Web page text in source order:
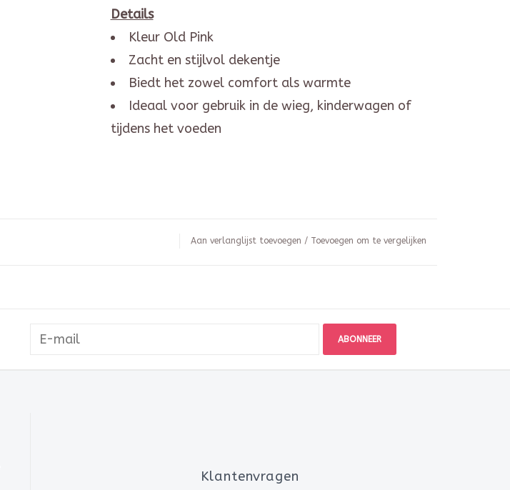
Details
Kleur Old Pink
Zacht en stijlvol dekentje
Biedt het zowel comfort als warmte
Ideaal voor gebruik in de wieg, kinderwagen of
tijdens het voeden
Aan verlanglijst toevoegen / Toevoegen om te vergelijken
ABONNEER
Klantenvragen